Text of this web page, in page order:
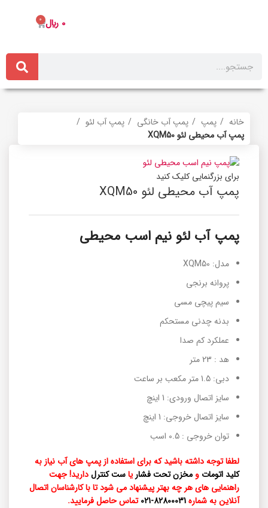
0 ﷼ 0
خانه پمپ پمپ آب خانگی
پمپ آب لئو
پمپ آب محیطی لئو XQM50
برای بزرگنمایی کلیک کنید
پمپ آب محیطی لئو XQM50
پمپ آب لئو نیم اسب محیطی
مدل: XQM50
پروانه برنجی
سیم پیچی مسی
بدنه چدنی مستحکم
عملکرد کم صدا
هد : 23 متر
دبی: 1.5 متر مکعب بر ساعت
سایز اتصال ورودی: 1 اینچ
سایز اتصال خروجی: 1 اینچ
توان خروجی : 0.5 اسب
لطفا توجه داشته باشید که برای استفاده از پمپ های آب نیاز به
کلید اتومات و مخزن تحت فشار یاست کنترلدارید! جهت
راهنمایی های هر چه بهتر پیشنهاد می شود تا با کارشناسان اتصال
آنلاین به شماره82800031-021 تماس حاصل فرمایید.